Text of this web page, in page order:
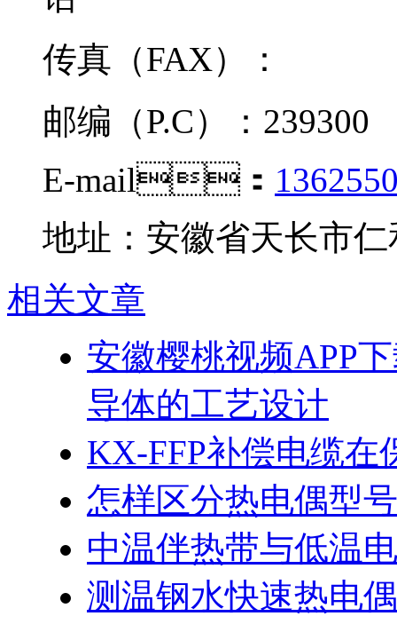
传真（FAX）：
邮编（P.C）：239300
E-mail：
地址：安徽省天长市
相关文章
安徽樱桃视频APP
导体的工艺设计
KX-FFP补偿电缆在
怎样区分热电偶型号
中温伴热带与低温
测温钢水快速热电偶